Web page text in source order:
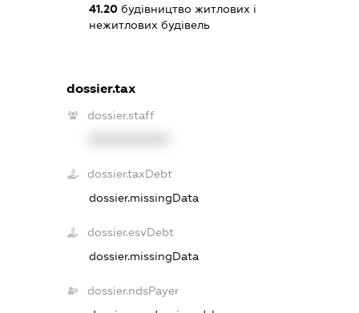
41.20 будівництво житлових і
нежитлових будівель
dossier.tax
dossier.staff
dossier.taxDebt
dossier.missingData
dossier.esvDebt
dossier.missingData
dossier.ndsPayer